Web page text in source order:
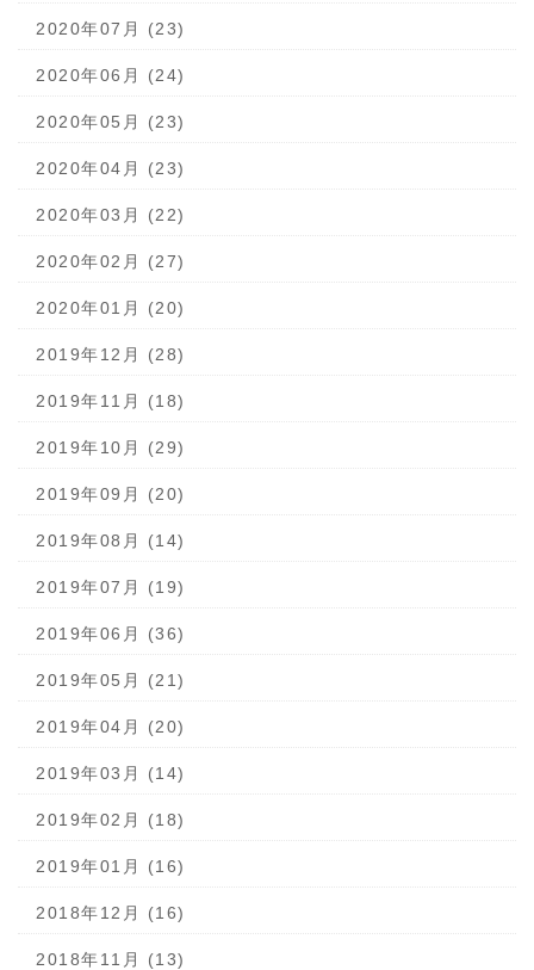
2020年07月 (23)
2020年06月 (24)
2020年05月 (23)
2020年04月 (23)
2020年03月 (22)
2020年02月 (27)
2020年01月 (20)
2019年12月 (28)
2019年11月 (18)
2019年10月 (29)
2019年09月 (20)
2019年08月 (14)
2019年07月 (19)
2019年06月 (36)
2019年05月 (21)
2019年04月 (20)
2019年03月 (14)
2019年02月 (18)
2019年01月 (16)
2018年12月 (16)
2018年11月 (13)